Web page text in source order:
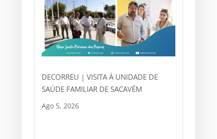
DECORREU | VISITA À UNIDADE DE
SAÚDE FAMILIAR DE SACAVÉM
Ago 5, 2026